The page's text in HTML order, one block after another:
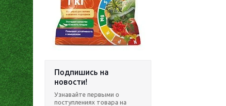
Подпишись на
новости!
Узнавайте первыми о
поступлениях товара на